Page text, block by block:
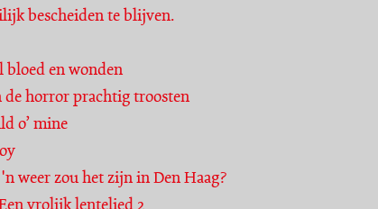
bescheiden te blijven.
bloed en wonden
de horror prachtig troosten
o’ mine
weer zou het zijn in Den Haag?